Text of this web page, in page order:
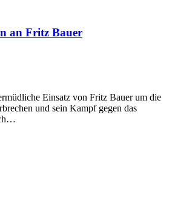
an Fritz Bauer
Einsatz von Fritz Bauer um die
und sein Kampf gegen das